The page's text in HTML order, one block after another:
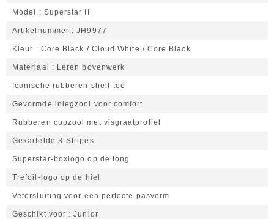
Model Superstar II
Artikelnummer JH9977
Kleur Core Black / Cloud White / Core Black
Materiaal Leren bovenwerk
Iconische rubberen shell-toe
Gevormde inlegzool voor comfort
Rubberen cupzool met visgraatprofiel
Gekartelde 3-Stripes
Superstar-boxlogo op de tong
Trefoil-logo op de hiel
Vetersluiting voor een perfecte pasvorm
Geschikt voor Junior